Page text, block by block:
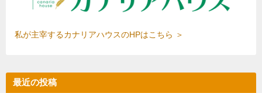
私が主宰するカナリアハウスのHPはこちら ＞
最近の投稿